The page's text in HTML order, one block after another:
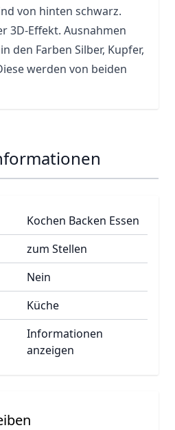
von hinten schwarz.
3D-Effekt. Ausnahmen
den Farben Silber, Kupfer,
werden von beiden
Kochen Backen Essen
zum Stellen
Nein
Küche
Informationen
anzeigen